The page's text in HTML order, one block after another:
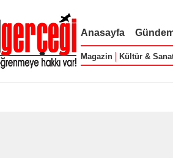
Anasayfa
Magazin Kültür &